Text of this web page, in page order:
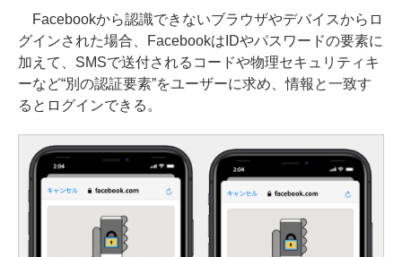
Facebookから認識できないブラウザやデバイスからロ
グインされた場合、FacebookはIDやパスワードの要素に
加えて、SMSで送付されるコードや物理セキュリティキ
ーなど“別の認証要素”をユーザーに求め、情報と一致す
るとログインできる。